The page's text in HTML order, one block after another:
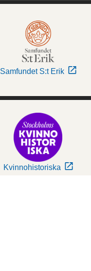
Samfundet S:t Erik
Kvinnohistoriska